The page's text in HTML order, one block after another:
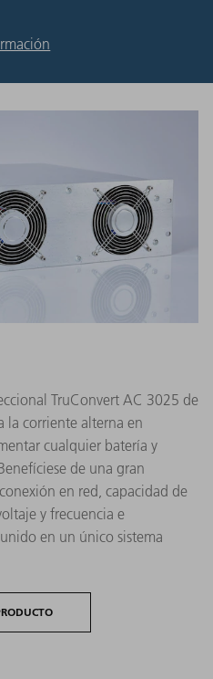
TruConvert AC 3025 de
la corriente alterna en
cualquier batería y
de una gran
en red, capacidad de
y frecuencia e
en un único sistema